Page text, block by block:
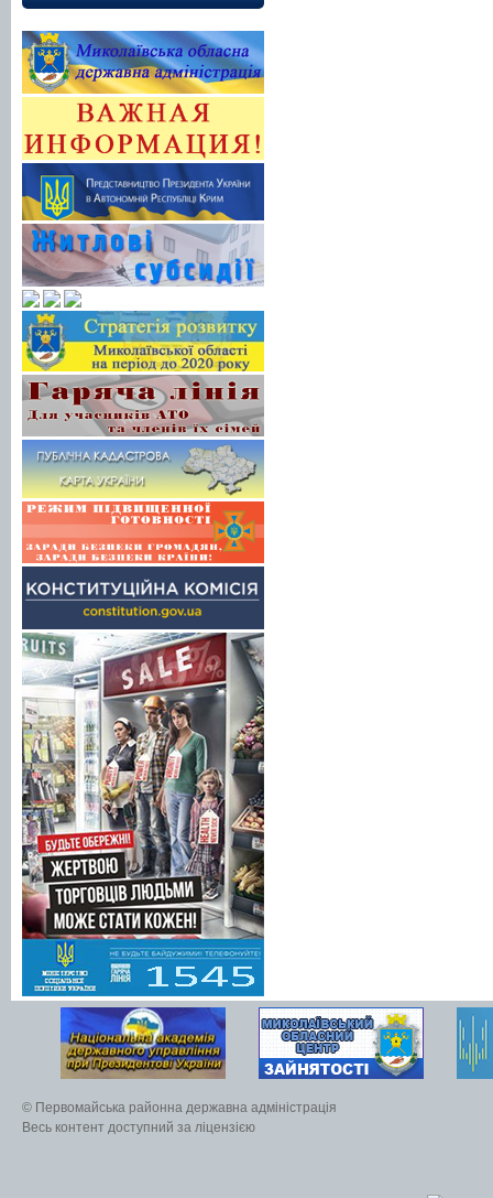
© Первомайська районна державна адміністрація
Весь контент доступний за ліцензією